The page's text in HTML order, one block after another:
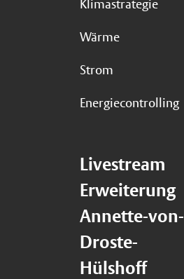
Klimastrategie
Wärme
Strom
Energiecontrolling
Livestream
Erweiterung
Annette-von-
Droste-
Hülshoff